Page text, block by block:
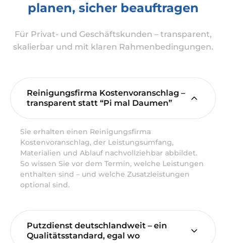
planen, sicher beauftragen
Für Privat- und Geschäftskunden – transparent,
skalierbar und mit klaren Rahmenbedingungen.
Reinigungsfirma Kostenvoranschlag –
transparent statt “Pi mal Daumen”
Sie erhalten einen Reinigungsfirma
Kostenvoranschlag, der Leistungsumfang,
Materialien und Ablauf nachvollziehbar abbildet.
So wissen Sie vor dem Termin, welche Leistungen
enthalten sind – und welche Zusatzleistungen
optional sind.
Putzdienst deutschlandweit – ein
Qualitätsstandard, egal wo